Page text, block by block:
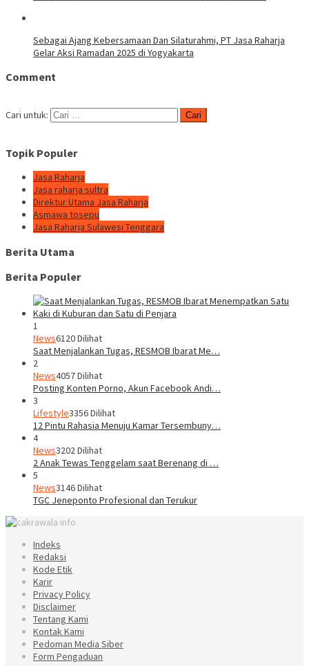
Sebagai Ajang Kebersamaan Dan Silaturahmi, PT Jasa Raharja
Gelar Aksi Ramadan 2025 di Yogyakarta
Comment
Cari untuk:
Topik Populer
Jasa Raharja
Jasa raharja sultra
Direktur Utama Jasa Raharja
Asmawa tosepu
Jasa Raharja Sulawesi Tenggara
Berita Utama
Berita Populer
1
News6120 Dilihat
Saat Menjalankan Tugas, RESMOB Ibarat Me…
2
News4057 Dilihat
Posting Konten Porno, Akun Facebook Andi…
3
Lifestyle3356 Dilihat
12 Pintu Rahasia Menuju Kamar Tersembuny…
4
News3202 Dilihat
2 Anak Tewas Tenggelam saat Berenang di …
5
News3146 Dilihat
TGC Jeneponto Profesional dan Terukur
Indeks
Redaksi
Kode Etik
Karir
Privacy Policy
Disclaimer
Tentang Kami
Kontak Kami
Pedoman Media Siber
Form Pengaduan